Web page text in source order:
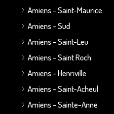
Amiens - Saint-Maurice
Amiens - Sud
Amiens - Saint-Leu
Amiens - Saint Roch
Amiens - Henriville
Amiens - Saint-Acheul
Amiens - Sainte-Anne